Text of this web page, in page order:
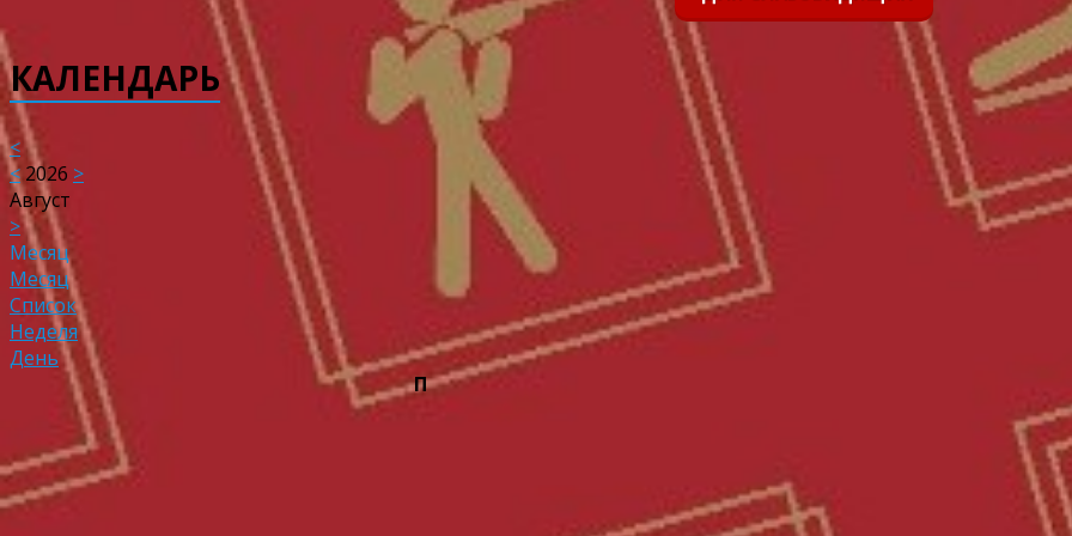
КАЛЕНДАРЬ
<
< 2026 >
Август
>
Месяц
Месяц
Список
Неделя
День
П